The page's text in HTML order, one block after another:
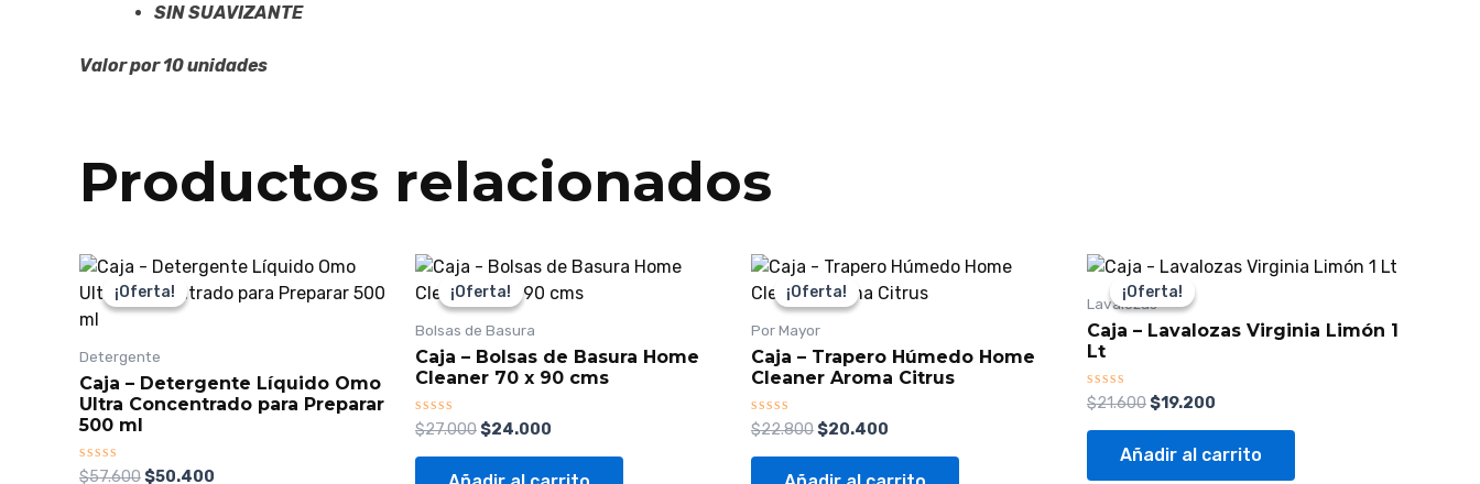
SIN SUAVIZANTE
Valor por 10 unidades
Productos relacionados
¡Oferta!
¡Oferta!
Detergente
Caja – Detergente Líquido Omo
Ultra Concentrado para Preparar
500 ml
Valorado
$57.600
El
precio
original
$50.400
El
precio
actual
¡Oferta!
¡Oferta!
Bolsas de Basura
Caja – Bolsas de Basura Home
Cleaner 70 x 90 cms
Valorado
con
0
$27.000
El
precio
original
era:
$27.000.
$24.000
El
actual
¡Oferta!
¡Oferta!
Por Mayor
Caja – Trapero Húmedo Home
Cleaner Aroma Citrus
Valorado
con
0
$22.800
El
precio
original
$22.800.
$20.400
El
precio
actual
¡Oferta!
¡Oferta!
Lavalozas
Caja – Lavalozas Virginia Limón 1
Lt
Valorado
con
0
$21.600
El
precio
original
era:
$21.600.
$19.200
El
$19.200.
Añadir al carrito